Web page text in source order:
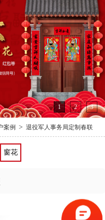
1 2 3
案例 退役军人事务局定制春联